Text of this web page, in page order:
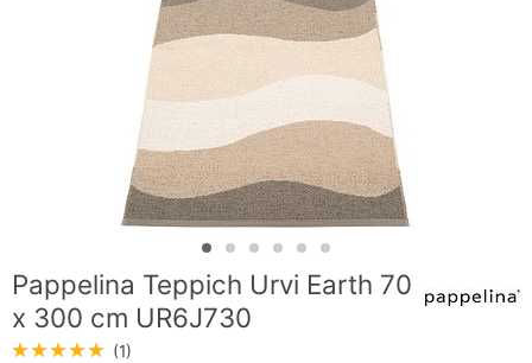
Pappelina Teppich Urvi Earth 70
x 300 cm UR6J730
★★★★★ (1)